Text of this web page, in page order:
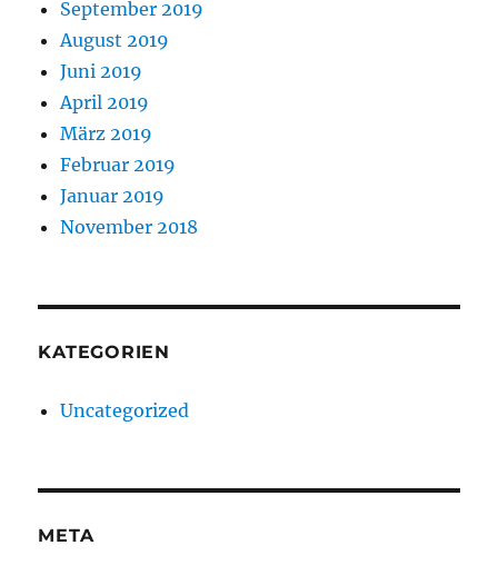
September 2019
August 2019
Juni 2019
April 2019
März 2019
Februar 2019
Januar 2019
November 2018
KATEGORIEN
Uncategorized
META